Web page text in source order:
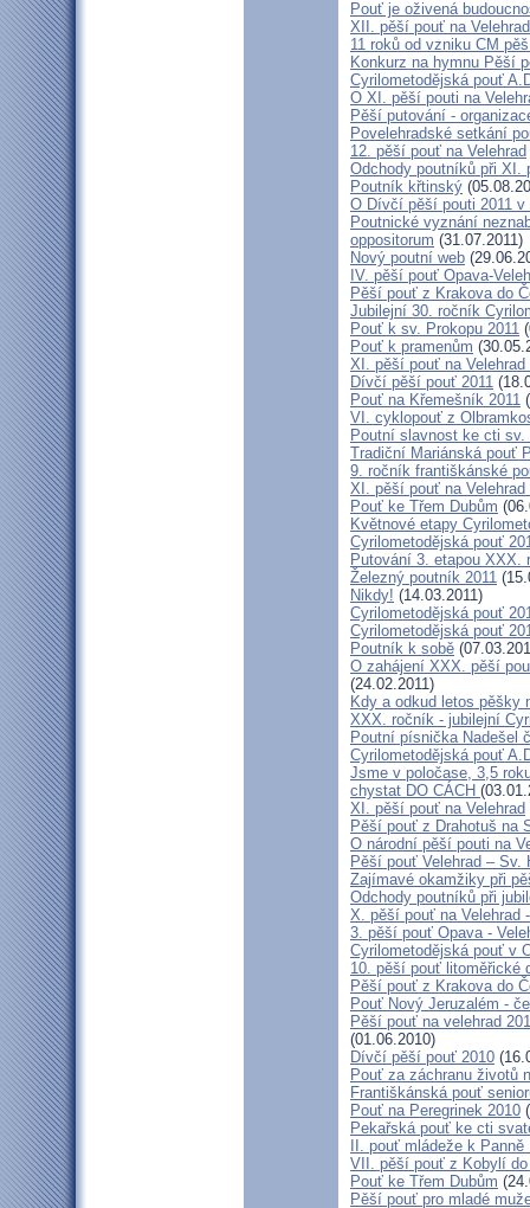
Pouť je oživená
XII. pěší pouť na
11 roků od vzniku CM
Konkurz na hymnu Pěší
Cyrilometodějská pouť
O XI. pěší pouti na
Pěší putování -
Povelehradské setkání
12. pěší pouť na Velehrad
Odchody poutníků při XI.
Poutník křtinský
O Dívčí pěší pouti 2011 v
Poutnické vyznání
oppositorum (31.07.2011)
Nový poutní web
IV. pěší pouť Opava-
Pěší pouť z Krakova do
Jubilejní 30. ročník
Pouť k sv. Prokopu 2011
Pouť k pramenům
XI. pěší pouť na Velehrad
Dívčí pěší pouť 2011
Pouť na Křemešník 2011
VI. cyklopouť z
Poutní slavnost ke cti sv.
Tradiční Mariánská pouť
9. ročník františkánské
XI. pěší pouť na
Pouť ke Třem Dubům
Květnové etapy
Cyrilometodějská pouť
Putování 3. etapou XXX.
Železný poutník 2011
Nikdy! (14.03.2011)
Cyrilometodějská pouť
Cyrilometodějská pouť
Poutník k sobě
O zahájení XXX. pěší
(24.02.2011)
Kdy a odkud letos pěšky
XXX. ročník - jubilejní
Poutní písnička Nadešel
Cyrilometodějská pouť
Jsme v poločase, 3,5
chystat DO CÁCH
XI. pěší pouť na Velehrad
Pěší pouť z Drahotuš na
O národní pěší pouti na
Pěší pouť Velehrad – Sv.
Zajímavé okamžiky při
Odchody poutníků při
X. pěší pouť na Velehrad
3. pěší pouť Opava -
Cyrilometodějská pouť v
10. pěší pouť litoměřické
Pěší pouť z Krakova do
Pouť Nový Jeruzalém -
Pěší pouť na velehrad
(01.06.2010)
Dívčí pěší pouť 2010
Pouť za záchranu životů
Františkánská pouť
Pouť na Peregrinek 2010
Pekařská pouť ke cti
II. pouť mládeže k
VII. pěší pouť z Kobylí
Pouť ke Třem Dubům
Pěší pouť pro mladé